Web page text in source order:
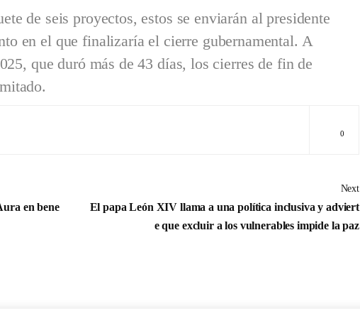
de seis proyectos, estos se enviarán al presidente
en el que finalizaría el cierre gubernamental. A
que duró más de 43 días, los cierres de fin de
0
en bene
Next
El papa León XIV llama a una política inclusiva y adviert
e que excluir a los vulnerables impide la paz